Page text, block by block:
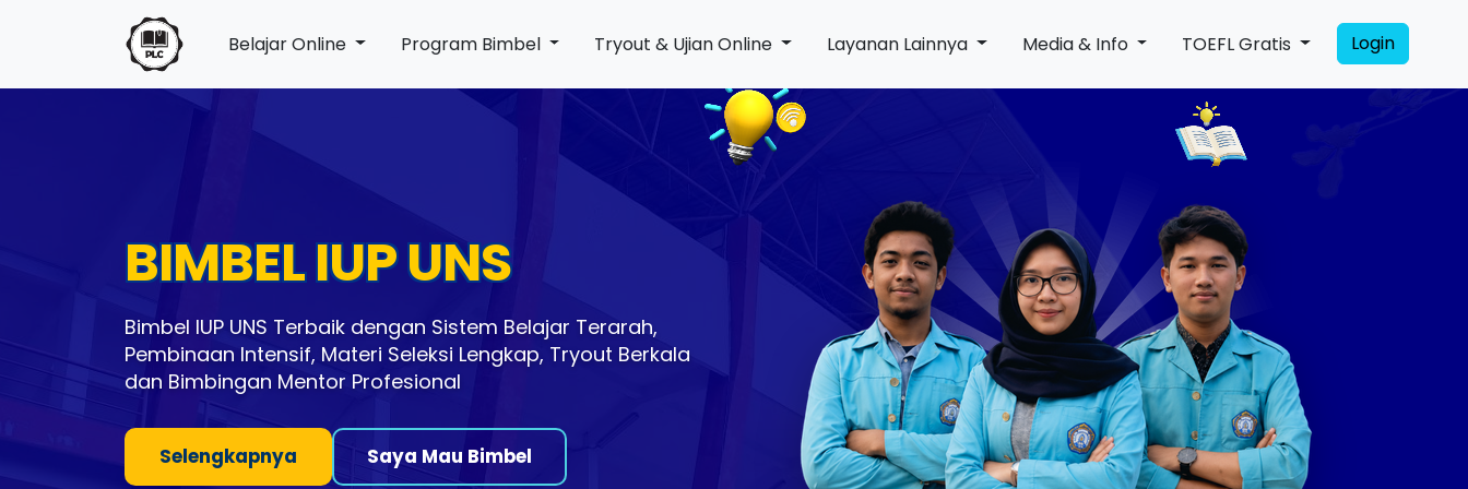
Belajar Online Program Bimbel Tryout & Ujian Online Layanan Lainnya Media & Info TOEFL Gratis Login
BIMBEL IUP UNS
Bimbel IUP UNS Terbaik dengan Sistem Belajar Terarah,
Pembinaan Intensif, Materi Seleksi Lengkap, Tryout Berkala
dan Bimbingan Mentor Profesional
Selengkapnya Saya Mau Bimbel